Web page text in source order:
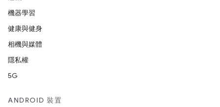
機器學習
健康與健身
相機與媒體
隱私權
5G
ANDROID 裝置